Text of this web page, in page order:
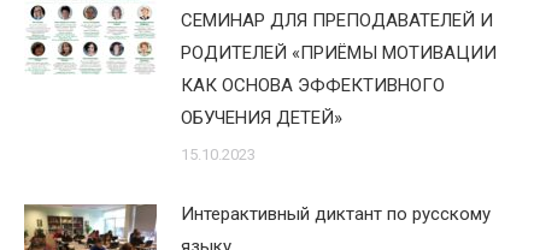
СЕМИНАР ДЛЯ ПРЕПОДАВАТЕЛЕЙ И
РОДИТЕЛЕЙ «ПРИЁМЫ МОТИВАЦИИ
КАК ОСНОВА ЭФФЕКТИВНОГО
ОБУЧЕНИЯ ДЕТЕЙ»
15.10.2023
Интерактивный диктант по русскому